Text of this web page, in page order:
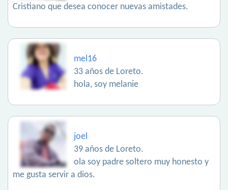
Cristiano que desea conocer nuevas amistades.
mel16
33 años de Loreto.
hola, soy melanie
joel
39 años de Loreto.
ola soy padre soltero muy honesto y
me gusta servir a dios.